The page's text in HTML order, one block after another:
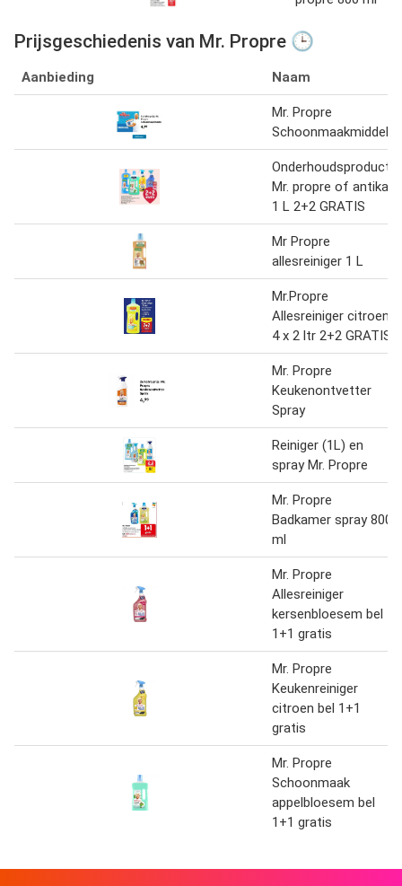
Prijsgeschiedenis van Mr. Propre 🕒
Aanbieding Naam
Mr. Propre
Schoonmaakmiddel
Onderhoudsproduct
Mr. propre of antikal
1 L 2+2 GRATIS
Mr Propre
allesreiniger 1 L
Mr.Propre
Allesreiniger citroen
4 x 2 ltr 2+2 GRATIS
Mr. Propre
Keukenontvetter
Spray
Reiniger (1L) en
spray Mr. Propre
Mr. Propre
Badkamer spray 800
ml
Mr. Propre
Allesreiniger
kersenbloesem bel
1+1 gratis
Mr. Propre
Keukenreiniger
citroen bel 1+1
gratis
Mr. Propre
Schoonmaak
appelbloesem bel
1+1 gratis